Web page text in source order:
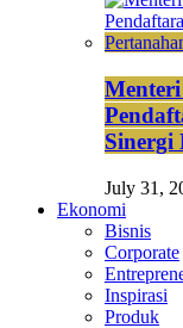
Sinergi
July 31,
Ekonomi
Bisnis
Corporate
Inspirasi
Produk